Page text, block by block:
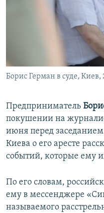
ПОБЕДИТЕЛЕЙ НЕ СУДЯТ?
КРЫМ.НЕПОКОРЕННЫЙ
УКРАИНСКАЯ ПРОБЛЕМА
ПРИСОЕДИНЯЙТЕСЬ!
Все сайты RFE/RL
Борис Герман в суде, Киев,
Предприниматель
покушении на
июня перед
Киева о его аресте
событий, которые ему
По его словам,
ему в мессенджере
называемого